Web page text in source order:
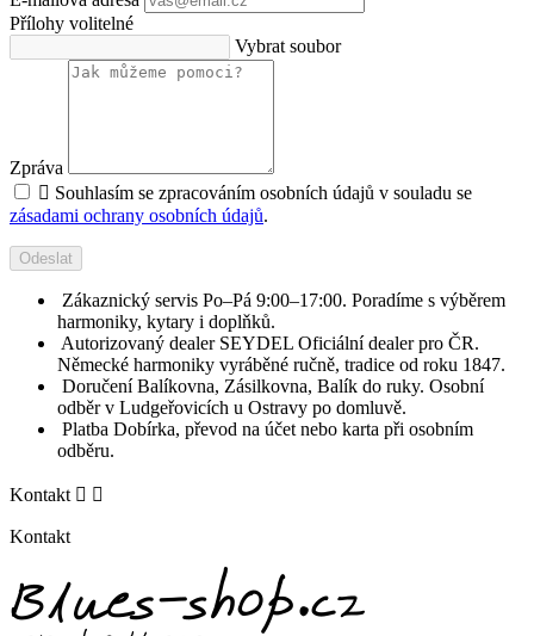
Přílohy volitelné
Vybrat soubor
Zpráva
 Souhlasím se zpracováním osobních údajů v souladu se
zásadami ochrany osobních údajů.
Odeslat
Zákaznický servis Po–Pá 9:00–17:00. Poradíme s výběrem
harmoniky, kytary i doplňků.
Autorizovaný dealer SEYDEL Oficiální dealer pro ČR.
Německé harmoniky vyráběné ručně, tradice od roku 1847.
Doručení Balíkovna, Zásilkovna, Balík do ruky. Osobní
odběr v Ludgeřovicích u Ostravy po domluvě.
Platba Dobírka, převod na účet nebo karta při osobním
odběru.
Kontakt  
Kontakt